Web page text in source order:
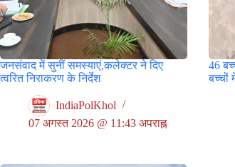
जनसंवाद में सुनीं समस्याएं,कलेक्टर ने दिए
त्वरित निराकरण के निर्देश
IndiaPolKhol
07 अगस्त 2026 @ 11:43 अपराह्न
46
बच्चों